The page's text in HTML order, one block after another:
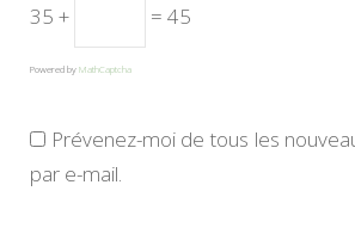
35 +
= 45
Powered byMathCaptcha
Prévenez-moi de tous les
par e-mail.